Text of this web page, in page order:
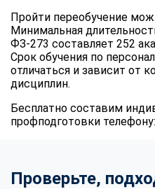
Пройти переобучение
Минимальная
ФЗ-273 составляет 252
Срок обучения по
отличаться и зависит от
дисциплин.
Бесплатно составим
профподготовки телефону:
Проверьте,